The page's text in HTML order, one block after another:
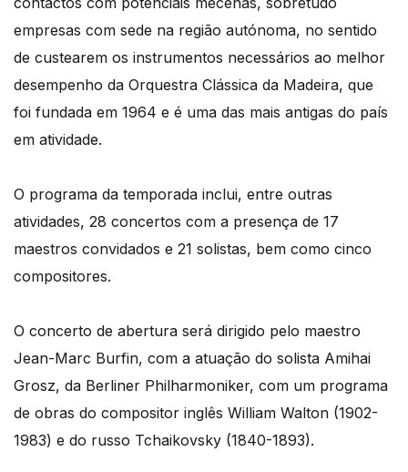
empresas com sede na região autónoma, no sentido
de custearem os instrumentos necessários ao melhor
desempenho da Orquestra Clássica da Madeira, que
foi fundada em 1964 e é uma das mais antigas do país
em atividade.
O programa da temporada inclui, entre outras
atividades, 28 concertos com a presença de 17
maestros convidados e 21 solistas, bem como cinco
compositores.
O concerto de abertura será dirigido pelo maestro
Jean-Marc Burfin, com a atuação do solista Amihai
Grosz, da Berliner Philharmoniker, com um programa
de obras do compositor inglês William Walton (1902-
1983) e do russo Tchaikovsky (1840-1893).